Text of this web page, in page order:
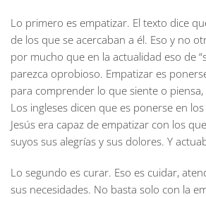
Lo primero es empatizar. El texto dice
de los que se acercaban a él. Eso y no
por mucho que en la actualidad eso de
parezca oprobioso. Empatizar es
para comprender lo que siente o
Los ingleses dicen que es ponerse en
Jesús era capaz de empatizar con los
suyos sus alegrías y sus dolores. Y
Lo segundo es curar. Eso es cuidar,
sus necesidades. No basta solo con la